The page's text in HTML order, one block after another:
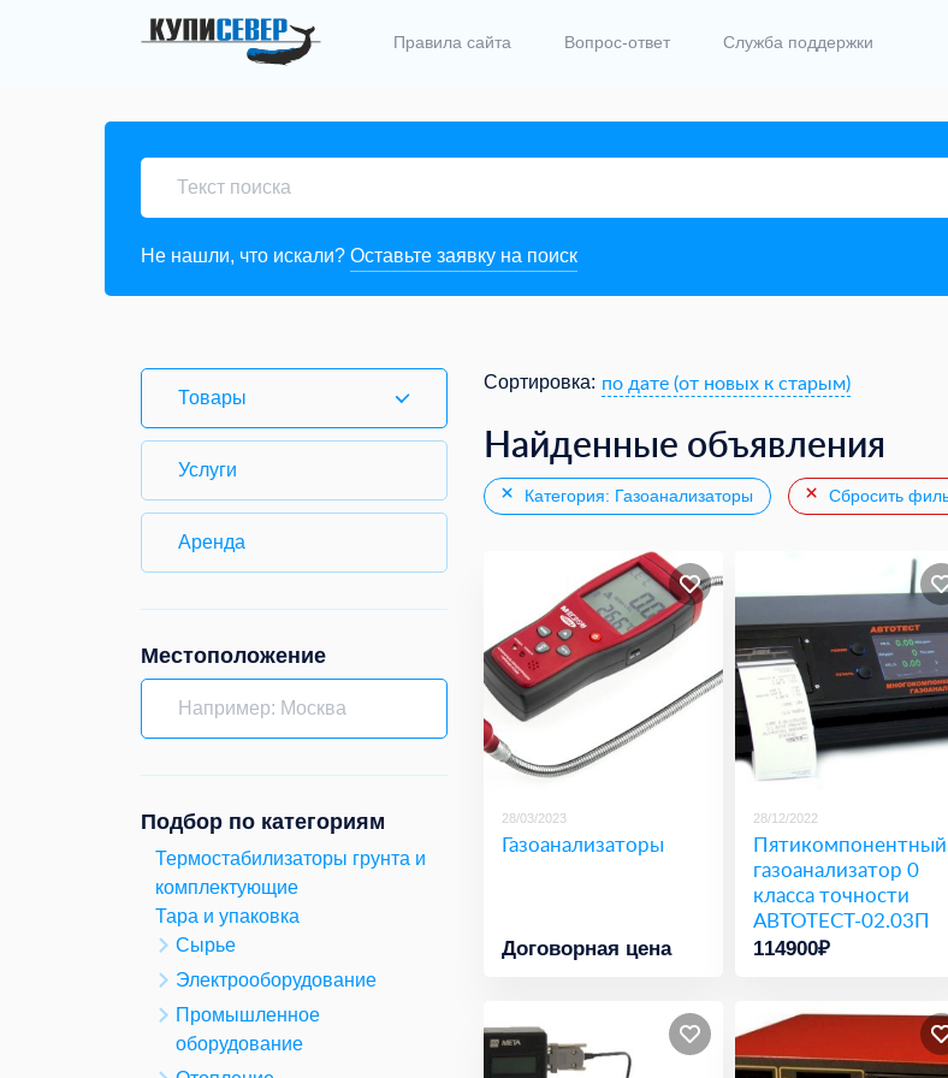
Правила сайта Вопрос-ответ Служба поддержки
Не нашли, что искали? Оставьте заявку на поиск
Товары
Услуги
Аренда
Местоположение
Подбор по категориям
Термостабилизаторы грунта и
комплектующие
Тара и упаковка
Сырье
Электрооборудование
Промышленное
оборудование
Сортировка: по дате (от новых к старым)
Найденные объявления
Категория: Газоанализаторы Сбросить
28/03/2023
Газоанализаторы
Договорная цена
28/12/2022
Пятикомпонентный
газоанализатор 0
класса точности
АВТОТЕСТ-02.03П
Мета
114900₽